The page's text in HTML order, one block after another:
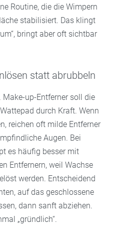
Routine, die die Wimpern
stabilisiert. Das klingt
bringt aber oft sichtbar
statt abrubbeln
up-Entferner soll die
durch Kraft. Wenn
reichen oft milde Entferner
Augen. Bei
es häufig besser mit
Entfernern, weil Wachse
werden. Entscheidend
auf das geschlossene
dann sanft abziehen.
„gründlich“.